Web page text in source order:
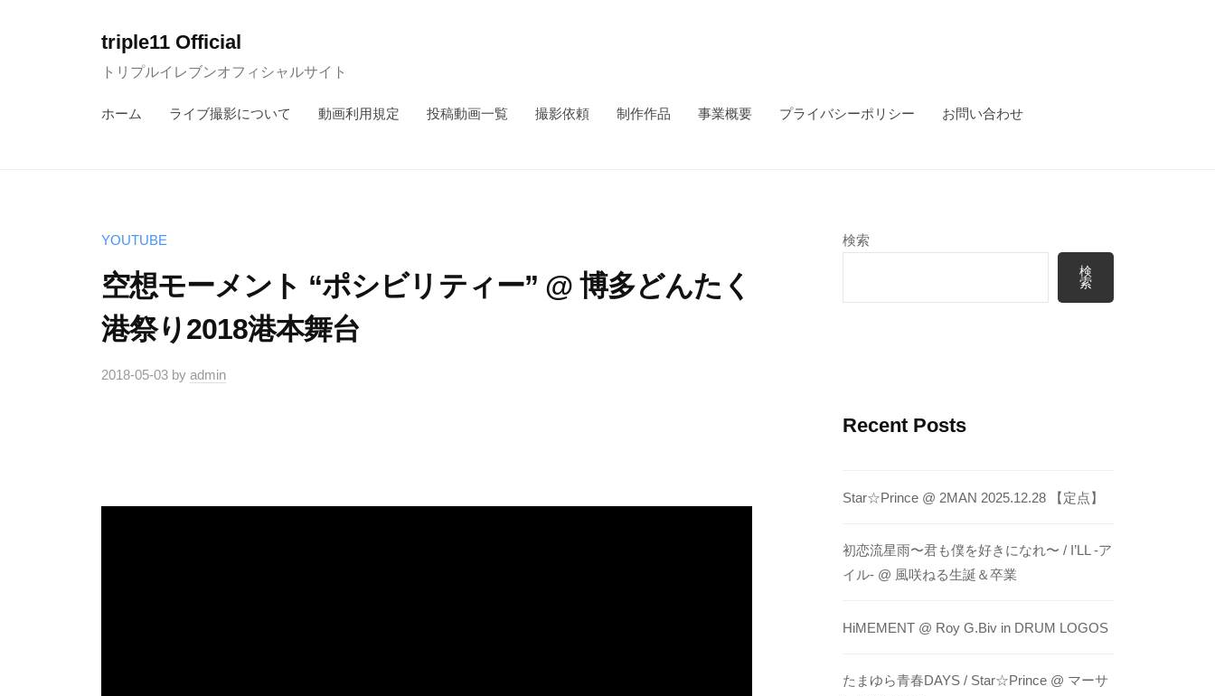
triple11 Official
トリプルイレブンオフィシャルサイト
ホーム ライブ撮影について 動画利用規定 投稿動画一覧 撮影依頼 制作作品 事業概要 プライバシーポリシー お問い合わせ
YOUTUBE
空想モーメント “ポシビリティー” @ 博多どんたく
港祭り2018港本舞台
2018-05-03 by admin
検索
検
索
Recent Posts
Star☆Prince @ 2MAN 2025.12.28 【定点】
初恋流星雨〜君も僕を好きになれ〜 / I’LL -ア
イル- @ 風咲ねる生誕＆卒業
HiMEMENT @ Roy G.Biv in DRUM LOGOS
たまゆら青春DAYS / Star☆Prince @ マーサ